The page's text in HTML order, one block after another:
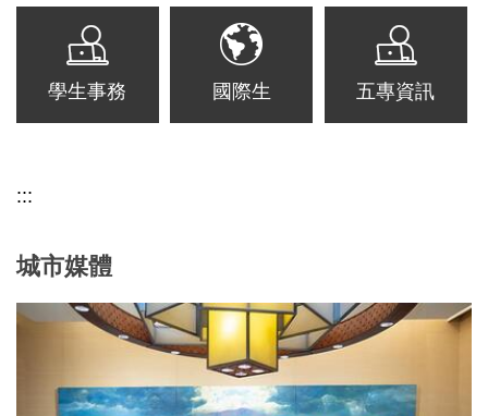
學生事務 國際生 五專資訊
:::
城市媒體